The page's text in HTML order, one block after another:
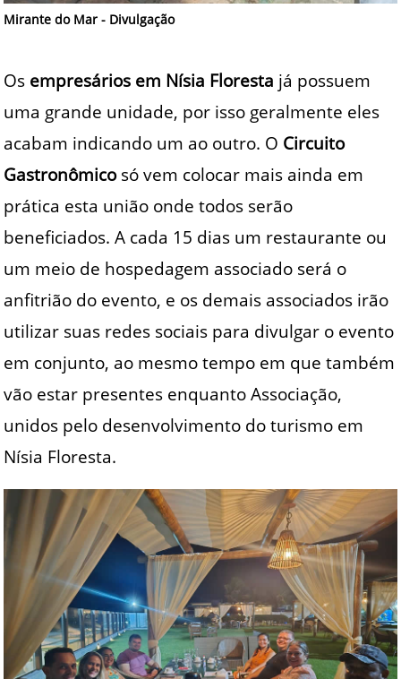
Mirante do Mar - Divulgação
Os empresários em Nísia Floresta já possuem
uma grande unidade, por isso geralmente eles
acabam indicando um ao outro. O Circuito
Gastronômicosó vem colocar mais ainda em
prática esta união onde todos serão
beneficiados. A cada 15 dias um restaurante ou
um meio de hospedagem associado será o
anfitrião do evento, e os demais associados irão
utilizar suas redes sociais para divulgar o evento
em conjunto, ao mesmo tempo em que também
vão estar presentes enquanto Associação,
unidos pelo desenvolvimento do turismo em
Nísia Floresta.